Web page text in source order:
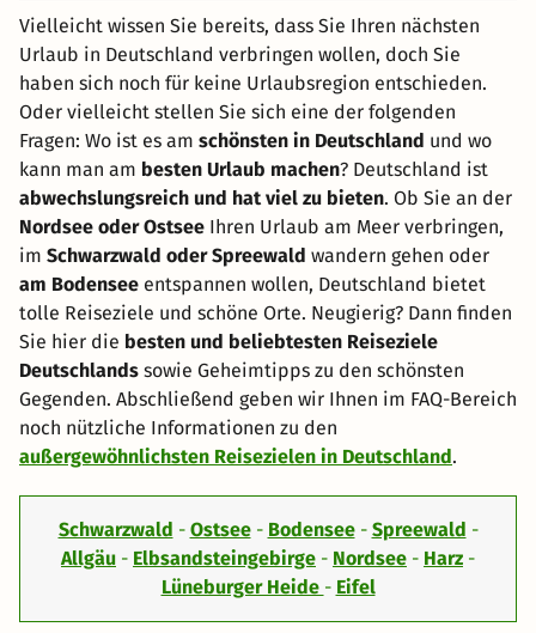
Vielleicht wissen Sie bereits, dass Sie Ihren nächsten
Urlaub in Deutschland verbringen wollen, doch Sie
haben sich noch für keine Urlaubsregion entschieden.
Oder vielleicht stellen Sie sich eine der folgenden
Fragen: Wo ist es am schönsten in Deutschland und wo
kann man am besten Urlaub machen? Deutschland ist
abwechslungsreich und hat viel zu bieten. Ob Sie an der
Nordsee oder Ostsee Ihren Urlaub am Meer verbringen,
im Schwarzwald oder Spreewald wandern gehen oder
am Bodensee entspannen wollen, Deutschland bietet
tolle Reiseziele und schöne Orte. Neugierig? Dann finden
Sie hier die besten und beliebtesten Reiseziele
Deutschlands sowie Geheimtipps zu den schönsten
Gegenden. Abschließend geben wir Ihnen im FAQ-Bereich
noch nützliche Informationen zu den
außergewöhnlichsten Reisezielen in Deutschland.
Schwarzwald - Ostsee- Bodensee- Spreewald -
Allgäu - Elbsandsteingebirge - Nordsee - Harz -
Lüneburger Heide - Eifel